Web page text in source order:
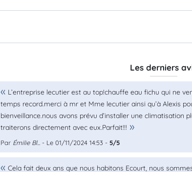
Les derniers
L’entreprise lecutier est au top!chauffe eau fichu qui ne
temps record.merci à mr et Mme lecutier ainsi qu’à Alexis
bienveillance.nous avons prévu d’installer une climatisation
traiterons directement avec eux.Parfait!!!
Par Émilie Bl... - Le 01/11/2024 14:53 - 5/5
Cela fait deux ans que nous habitons Ecourt, nous